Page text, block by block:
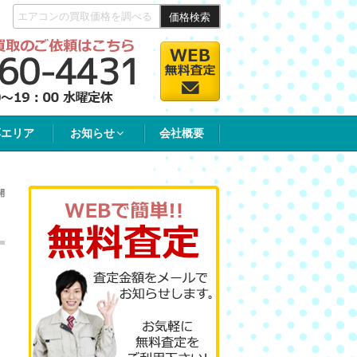
価格検索
リア お知らせ 会社概要